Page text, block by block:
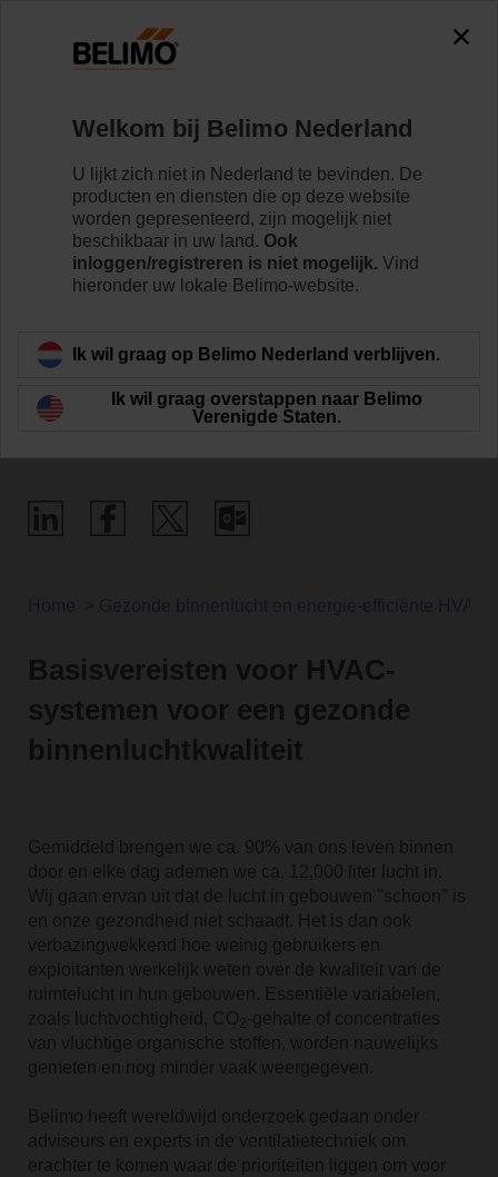
De 7 belangrijkste
voorwaarden voor
gezonde ruimtelucht
Basisvereisten voor HVAC-
systemen voor een gezonde
binnenluchtkwaliteit
Gemiddeld brengen we ca. 90% van ons leven binnen
door en elke dag ademen we ca. 12,000 liter lucht in.
Wij gaan ervan uit dat de lucht in gebouwen "schoon" is
en onze gezondheid niet schaadt. Het is dan ook
verbazingwekkend hoe weinig gebruikers en
exploitanten werkelijk weten over de kwaliteit van de
ruimtelucht in hun gebouwen. Essentiële variabelen,
zoals luchtvochtigheid, CO -gehalte of concentraties
van vluchtige organische stoffen, worden nauwelijks
gemeten en nog minder vaak weergegeven.
Belimo heeft wereldwijd onderzoek gedaan onder
adviseurs en experts in de ventilatietechniek om
erachter te komen waar de prioriteiten liggen om voor
Welkom bij Belimo Nederland
U lijkt zich niet in Nederland te bevinden. De
producten en diensten die op deze website
worden gepresenteerd, zijn mogelijk niet
beschikbaar in uw land. Ook
inloggen/registreren is niet mogelijk. Vind
hieronder uw lokale Belimo-website.
Ik wil graag op Belimo Nederland verblijven.
Ik wil graag overstappen naar Belimo
Verenigde Staten.